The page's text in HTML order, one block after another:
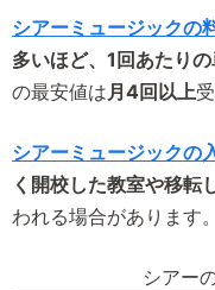
シアーミュージックの
多いほど、1回あたりの
の最安値は 月4回以上
シアーミュージックの
く開校した教室や移転
われる場合があります。
シアー